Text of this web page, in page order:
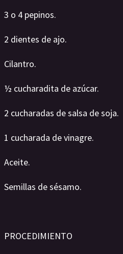
3 o 4 pepinos.
2 dientes de ajo.
Cilantro.
½ cucharadita de azúcar.
2 cucharadas de salsa de soja.
1 cucharada de vinagre.
Aceite.
Semillas de sésamo.
PROCEDIMIENTO